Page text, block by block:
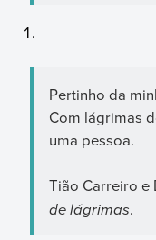
Pertinho da
Com lágrimas
uma pessoa.
Tião Carreiro e
de lágrimas.